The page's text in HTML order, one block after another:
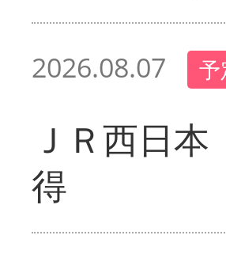
2026.08.07
ＪＲ西日
得